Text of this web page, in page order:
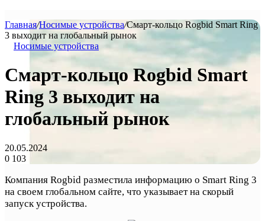
Главная/Носимые устройства/Смарт-кольцо Rogbid Smart Ring
3 выходит на глобальный рынок
Носимые устройства
Смарт-кольцо Rogbid Smart
Ring 3 выходит на
глобальный рынок
20.05.2024
0 103
Компания Rogbid разместила информацию о Smart Ring 3
на своем глобальном сайте, что указывает на скорый
запуск устройства.